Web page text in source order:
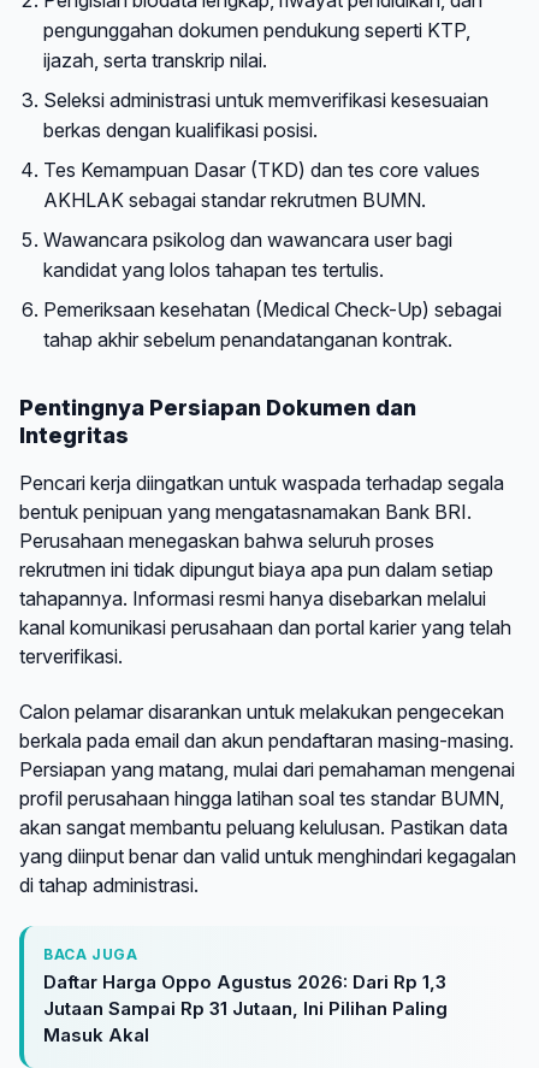
pengunggahan dokumen pendukung seperti KTP,
ijazah, serta transkrip nilai.
Seleksi administrasi untuk memverifikasi kesesuaian
berkas dengan kualifikasi posisi.
Tes Kemampuan Dasar (TKD) dan tes core values
AKHLAK sebagai standar rekrutmen BUMN.
Wawancara psikolog dan wawancara user bagi
kandidat yang lolos tahapan tes tertulis.
Pemeriksaan kesehatan (Medical Check-Up) sebagai
tahap akhir sebelum penandatanganan kontrak.
Pentingnya Persiapan Dokumen dan
Integritas
Pencari kerja diingatkan untuk waspada terhadap segala
bentuk penipuan yang mengatasnamakan Bank BRI.
Perusahaan menegaskan bahwa seluruh proses
rekrutmen ini tidak dipungut biaya apa pun dalam setiap
tahapannya. Informasi resmi hanya disebarkan melalui
kanal komunikasi perusahaan dan portal karier yang telah
terverifikasi.
Calon pelamar disarankan untuk melakukan pengecekan
berkala pada email dan akun pendaftaran masing-masing.
Persiapan yang matang, mulai dari pemahaman mengenai
profil perusahaan hingga latihan soal tes standar BUMN,
akan sangat membantu peluang kelulusan. Pastikan data
yang diinput benar dan valid untuk menghindari kegagalan
di tahap administrasi.
BACA JUGA
Daftar Harga Oppo Agustus 2026: Dari Rp 1,3
Jutaan Sampai Rp 31 Jutaan, Ini Pilihan Paling
Masuk Akal